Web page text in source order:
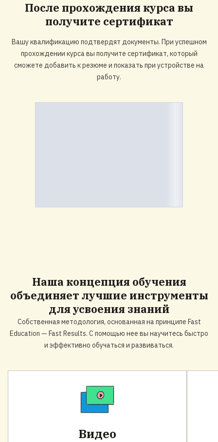
После прохождения курса вы
получите сертификат
Вашу квалификацию подтвердят документы. При успешном
прохождении курса вы получите сертификат, который
сможете добавить к резюме и показать при устройстве на
работу.
Наша концепция обучения
объединяет лучшие инструменты
для усвоения знаний
Собственная методология, основанная на принципе Fast
Education — Fast Results. С помощью нее вы научитесь быстро
и эффективно обучаться и развиваться.
Видео